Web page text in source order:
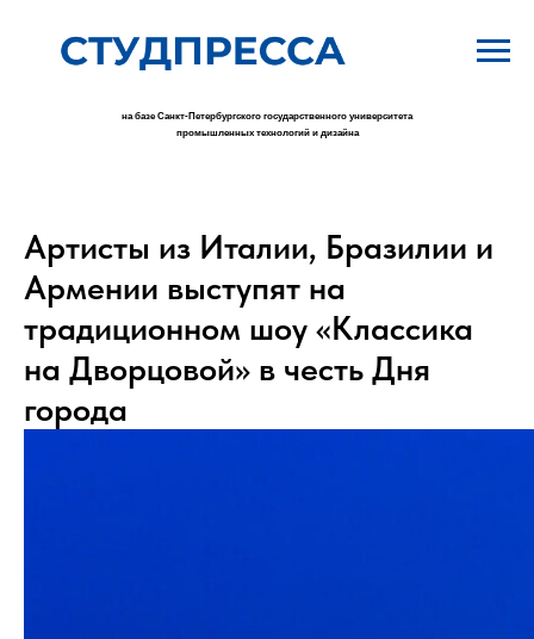
на базе Санкт-Петербургского государственного университета
промышленных технологий и дизайна
Артисты из Италии, Бразилии и
Армении выступят на
традиционном шоу «Классика
на Дворцовой» в честь Дня
города